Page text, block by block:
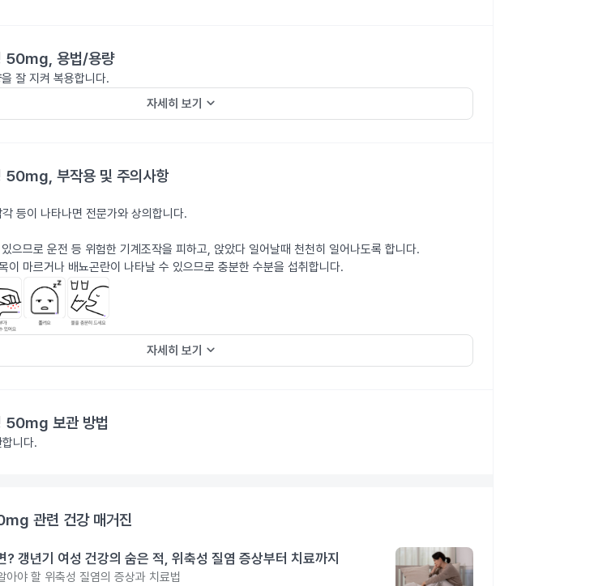
50mg, 용법/용량
잘 지켜 복용합니다.
자세히 보기 keyboard_arrow_down
50mg, 부작용 및 주의사항
등이 나타나면 전문가와 상의합니다.
으므로 운전 등 위험한 기계조작을 피하고, 앉았다 일어날때 천천히 일어나도록 합니다.
이 마르거나 배뇨곤란이 나타날 수 있으므로 충분한 수분을 섭취합니다.
자세히 보기 keyboard_arrow_down
50mg 보관 방법
니다.
관련 건강 매거진
? 갱년기 여성 건강의 숨은 적, 위축성 질염 증상부터 치료까지
아야 할 위축성 질염의 증상과 치료법